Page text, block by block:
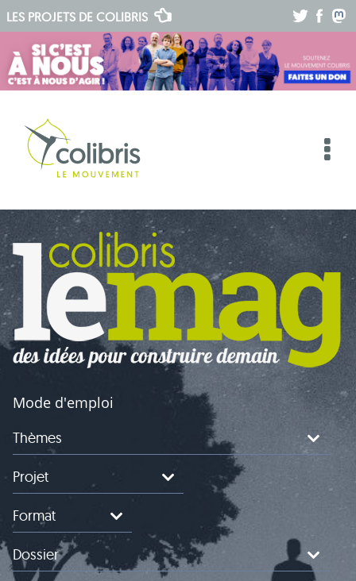
LES PROJETS DE COLIBRIS
Mode d'emploi
Thèmes
Projet
Format
Dossier